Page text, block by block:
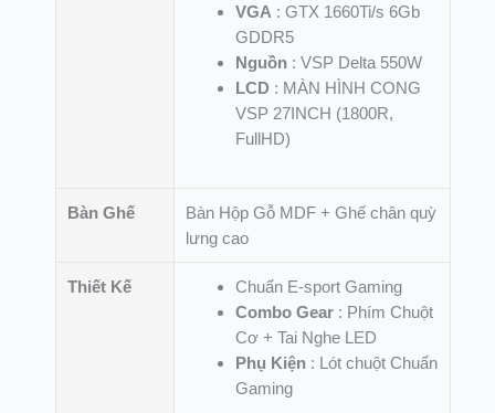
VGA : GTX 1660Ti/s 6Gb
GDDR5
Nguồn : VSP Delta 550W
LCD : MÀN HÌNH CONG
VSP 27INCH (1800R,
FullHD)
Bàn Ghế
Bàn Hộp Gỗ MDF + Ghế chân quỳ
lưng cao
Thiết Kế
Chuẩn E-sport Gaming
Combo Gear : Phím Chuột
Cơ + Tai Nghe LED
Phụ Kiện : Lót chuột Chuẩn
Gaming